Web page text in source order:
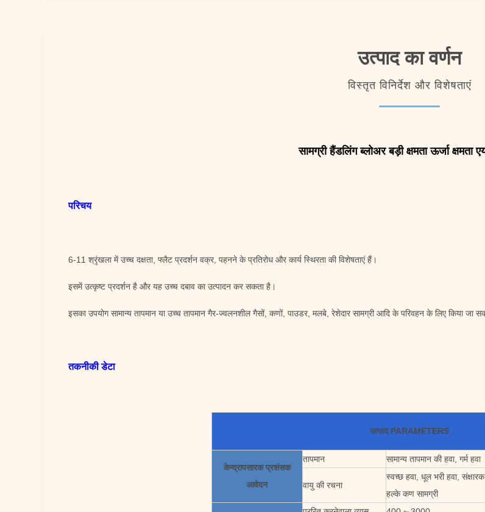
उत्पाद का वर्णन
विस्तृत विनिर्देश और विशेषताएं
सामग्री हैंडलिंग ब्लोअर बड़ी क्षमता ऊर्जा क्षमता
परिचय
6-11 श्रृंखला में उच्च दक्षता, फ्लैट प्रदर्शन वक्र, पहनने के प्रतिरोध और कार्य स्थिरता की विशेषताएं हैं।
इसमें उत्कृष्ट प्रदर्शन है और यह उच्च दबाव का उत्पादन कर सकता है।
इसका उपयोग सामान्य तापमान या उच्च तापमान गैर-ज्वलनशील गैसों, कणों, पाउडर, मलबे, रेशेदार सामग्री आदि के परिवहन के लिए किया जा
तकनीकी डेटा
उत्पाद PARAMETERS
केन्द्रापसारक प्रशंसक
आवेदन
तापमान सामान्य तापमान की हवा, गर्म हवा
वायु की रचना
स्वच्छ हवा, धूल भरी हवा,
हल्के कण सामग्री